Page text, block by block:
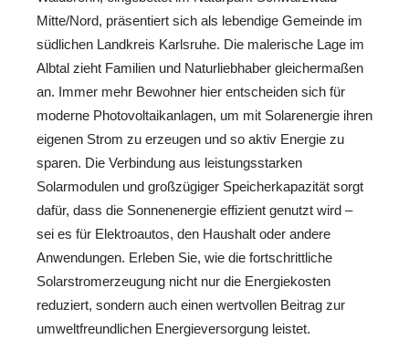
Mitte/Nord, präsentiert sich als lebendige Gemeinde im
südlichen Landkreis Karlsruhe. Die malerische Lage im
Albtal zieht Familien und Naturliebhaber gleichermaßen
an. Immer mehr Bewohner hier entscheiden sich für
moderne Photovoltaikanlagen, um mit Solarenergie ihren
eigenen Strom zu erzeugen und so aktiv Energie zu
sparen. Die Verbindung aus leistungsstarken
Solarmodulen und großzügiger Speicherkapazität sorgt
dafür, dass die Sonnenenergie effizient genutzt wird –
sei es für Elektroautos, den Haushalt oder andere
Anwendungen. Erleben Sie, wie die fortschrittliche
Solarstromerzeugung nicht nur die Energiekosten
reduziert, sondern auch einen wertvollen Beitrag zur
umweltfreundlichen Energieversorgung leistet.